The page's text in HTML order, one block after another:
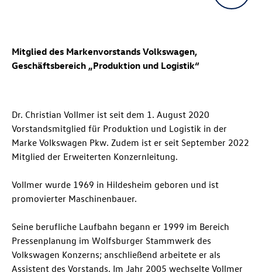
Mitglied des Markenvorstands Volkswagen,
Geschäftsbereich „Produktion und Logistik“
Dr. Christian Vollmer ist seit dem 1. August 2020
Vorstandsmitglied für Produktion und Logistik in der
Marke Volkswagen Pkw. Zudem ist er seit September 2022
Mitglied der Erweiterten Konzernleitung.
Vollmer wurde 1969 in Hildesheim geboren und ist
promovierter Maschinenbauer.
Seine berufliche Laufbahn begann er 1999 im Bereich
Pressenplanung im Wolfsburger Stammwerk des
Volkswagen Konzerns; anschließend arbeitete er als
Assistent des Vorstands. Im Jahr 2005 wechselte Vollmer